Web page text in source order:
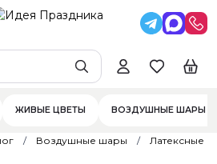
ЖИВЫЕ ЦВЕТЫ ВОЗДУШНЫЕ ШАРЫ
Воздушные шары Латексные